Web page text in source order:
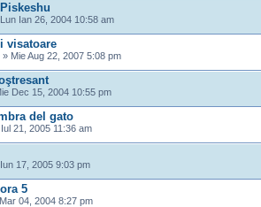
Ian 26, 2004 10:58 am
visatoare
» Mie Aug 22, 2007 5:08 pm
Dec 15, 2004 10:55 pm
del gato
21, 2005 11:36 am
17, 2005 9:03 pm
5
04, 2004 8:27 pm